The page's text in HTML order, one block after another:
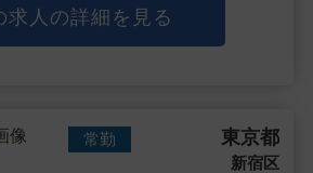
、接遇面にも注力していき、患者
き合う隠れ家的なクローズドのク
求人の詳細を見る
常勤 東京都
新宿区